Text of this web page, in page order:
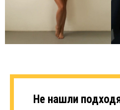
Не нашли